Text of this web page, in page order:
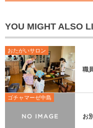
YOU MIGHT ALSO
おたがいサロン
職
ゴチャマーゼ中島
お